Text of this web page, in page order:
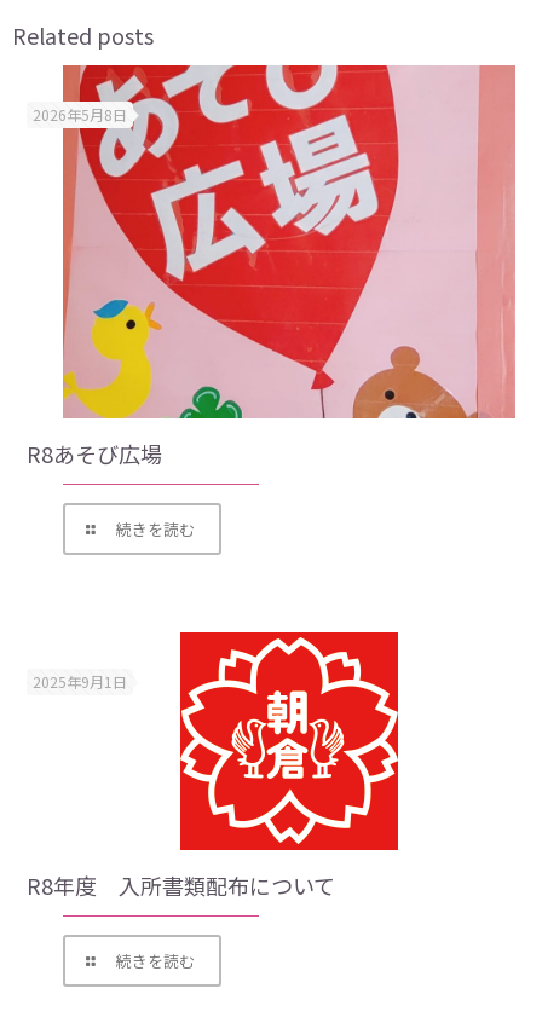
Related posts
2026年5月8日
R8あそび広場
続きを読む
2025年9月1日
R8年度 入所書類配布について
続きを読む